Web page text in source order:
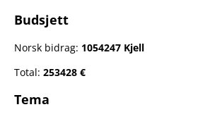
Budsjett
Norsk bidrag: 1054247 Kjell
Total: 253428 €
Tema